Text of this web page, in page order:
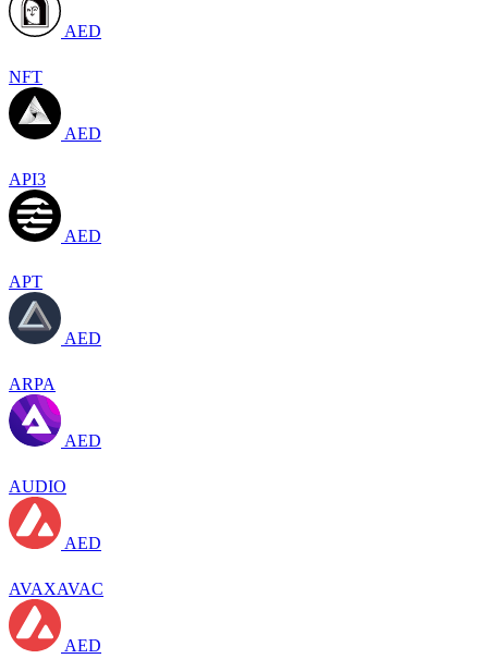
AED
NFT
AED
API3
AED
APT
AED
ARPA
AED
AUDIO
AED
AVAXAVAC
AED